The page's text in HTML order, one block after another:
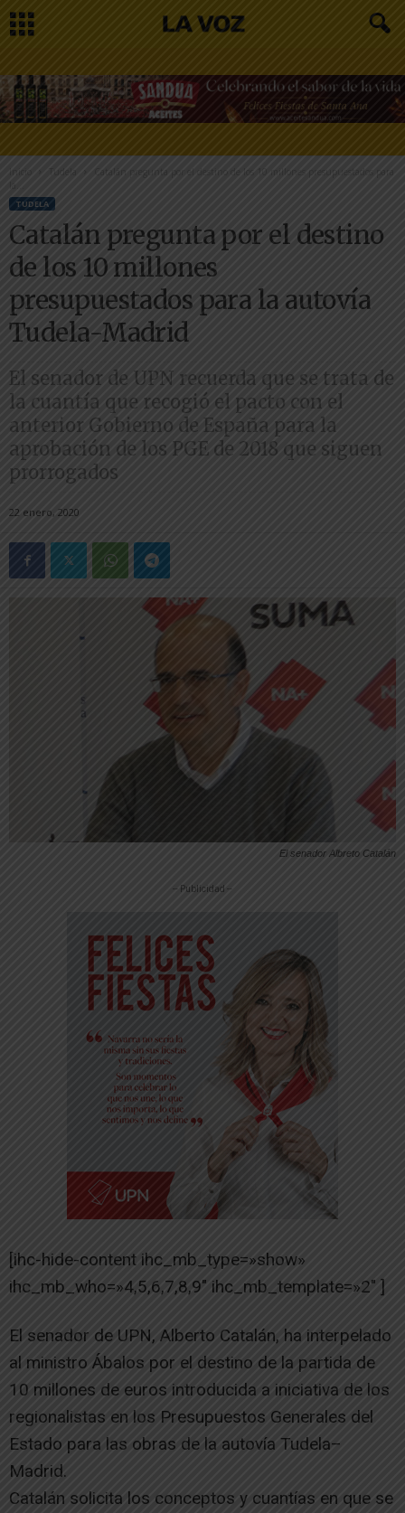
Inicio Tudela
Catalán pregunta por el destino de los 10 millones presupuestados para
TUDELA
Catalán pregunta por el destino
de los 10 millones
presupuestados para la autovía
Tudela-Madrid
El senador de UPN recuerda que se trata de
la cuantía que recogió el pacto con el
anterior Gobierno de España para la
aprobación de los PGE de 2018 que siguen
prorrogados
22 enero, 2020
El senador Albreto Catalán
-- Publicidad --
[ihc-hide-content ihc_mb_type=»show»
ihc_mb_who=»4,5,6,7,8,9″ ihc_mb_template=»2″ ]
El senador de UPN, Alberto Catalán, ha interpelado
al ministro Ábalos por el destino de la partida de
10 millones de euros introducida a iniciativa de los
regionalistas en los Presupuestos Generales del
Estado para las obras de la autovía Tudela–
Madrid.
Catalán solicita los conceptos y cuantías en que se